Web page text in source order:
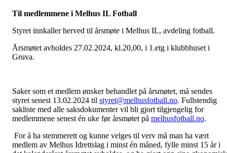
Til medlemmene i Melhus IL Fotball
Styret innkaller herved til årsmøte i Melhus IL, avdeling fotball.
Årsmøtet avholdes 27.02.2024, kl.20,00, i 1.etg i klubbhuset i
Gruva.
Saker som et medlem ønsker behandlet på årsmøtet, må sendes
styret senest 13.02.2024 til styret@melhusfotball.no. Fullstendig
sakliste med alle saksdokumenter vil bli gjort tilgjengelig for
medlemmene senest én uke før årsmøtet på melhusfotball.no.
For å ha stemmerett og kunne velges til verv må man ha vært
medlem av Melhus Idrettslag i minst én måned, fylle minst 15 år i